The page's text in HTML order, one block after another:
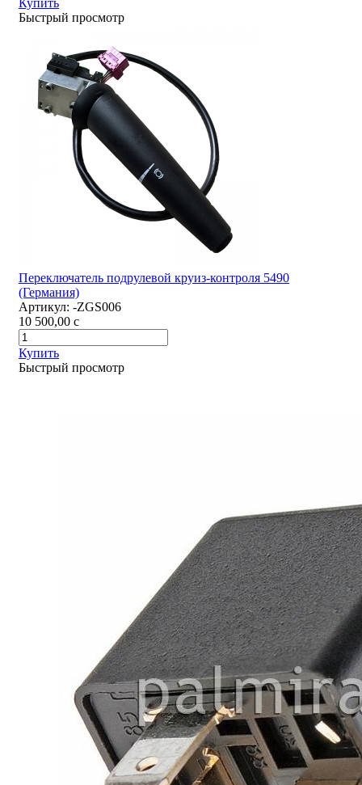
Купить
Быстрый просмотр
Переключатель подрулевой круиз-контроля 5490
(Германия)
Артикул: -ZGS006
10 500,00 c
Купить
Быстрый просмотр